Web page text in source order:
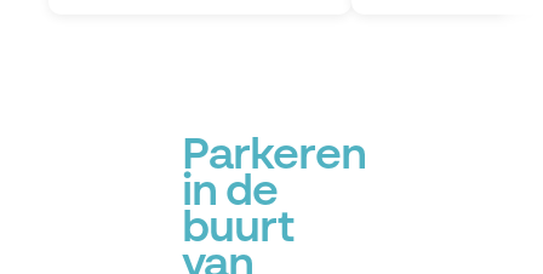
Parkeren
in de
buurt